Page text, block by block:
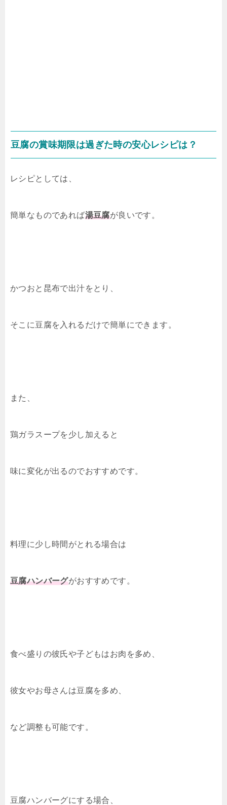
豆腐の賞味期限は過ぎた時の安心レシピは？
レシピとしては、
簡単なものであれば湯豆腐が良いです。
かつおと昆布で出汁をとり、
そこに豆腐を入れるだけで簡単にできます。
また、
鶏ガラスープを少し加えると
味に変化が出るのでおすすめです。
料理に少し時間がとれる場合は
豆腐ハンバーグがおすすめです。
食べ盛りの彼氏や子どもはお肉を多め、
彼女やお母さんは豆腐を多め、
など調整も可能です。
豆腐ハンバーグにする場合、